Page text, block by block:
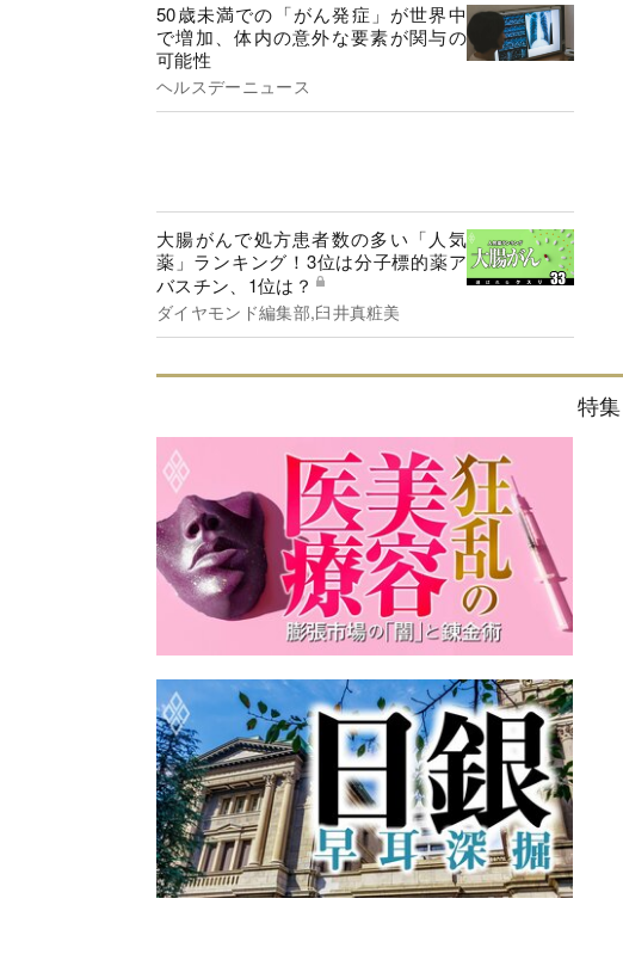
50歳未満での「がん発症」が世界中
で増加、体内の意外な要素が関与の
可能性
ヘルスデーニュース
大腸がんで処方患者数の多い「人気
薬」ランキング！3位は分子標的薬ア
バスチン、1位は？
ダイヤモンド編集部,臼井真粧美
特集